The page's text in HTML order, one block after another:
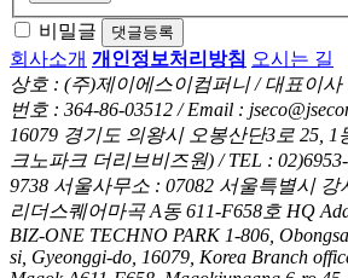
비밀글 댓글등록
회사소개 개인정보처리방침 오시는 길
상호 : (주)제이에스이컴퍼니 / 대표이
번호 : 364-86-03512 / Email :
16079 경기도 의왕시 오봉산단3로 25, 1
크노파크 더리브비즈원) / TEL :
9738 서울사무소 : 07082 서울특별시 강
리더스퀘어마곡 A동 611-F658호 HQ
BIZ-ONE TECHNO PARK 1-806,
si, Gyeonggi-do, 16079, Korea Branch